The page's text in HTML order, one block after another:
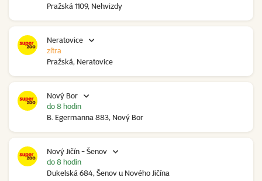
Pražská 1109, Nehvizdy
Neratovice
Pražská, Neratovice
zítra
Nový Bor
B. Egermanna 883, Nový Bor
do 8 hodin
Nový Jičín - Šenov
Dukelská 684, Šenov u Nového Jičína
do 8 hodin